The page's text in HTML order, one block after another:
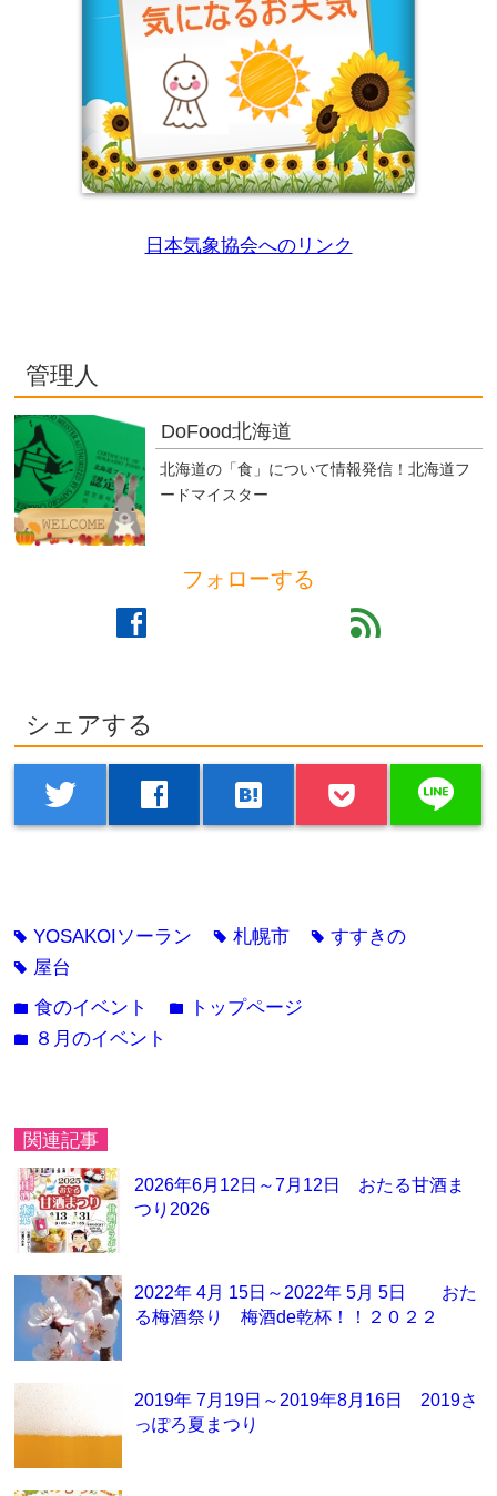
日本気象協会へのリンク
管理人
DoFood北海道
北海道の「食」について情報発信！北海道フ
ードマイスター
フォローする
facebook feed
シェアする
twitter facebook hatenabookmark line
tag YOSAKOIソーラン tag札幌市 tagすすきの
tag 屋台
folder食のイベント folder トップページ
folder ８月のイベント
関連記事
2026年6月12日～7月12日 おたる甘酒ま
つり2026
2022年 4月 15日～2022年 5月 5日 おた
る梅酒祭り 梅酒de乾杯！！２０２２
2019年 7月19日～2019年8月16日 2019さ
っぽろ夏まつり